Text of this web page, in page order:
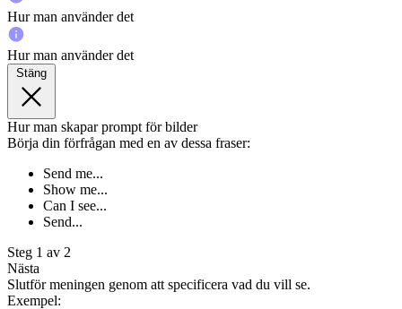
Hur man använder det
Hur man använder det
Stäng
Hur man skapar prompt för bilder
Börja din förfrågan med en av dessa fraser:
Send me...
Show me...
Can I see...
Send...
Steg 1 av 2
Nästa
Slutför meningen genom att specificera vad du vill se.
Exempel: